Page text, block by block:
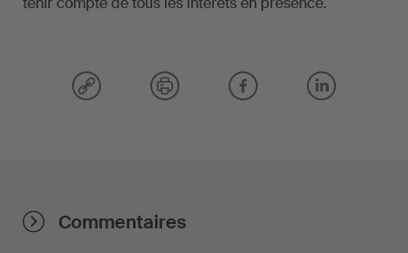
Commentaires